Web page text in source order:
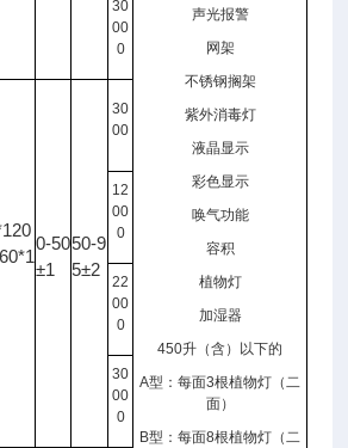
声光报警
网架
不锈钢搁架
紫外消毒灯
液晶显示
彩色显示
唤气功能
容积
植物灯
加湿器
450升（含）以下的
A型：每面3根植物灯（二
面）
B型：每面8根植物灯（二
30
00
0
0-50
±1
50-9
5±2
30
00
12
00
0
22
00
0
30
00
0